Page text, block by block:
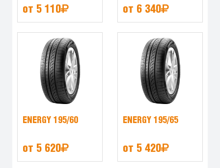
от 5 110 от 6 340
ENERGY 195/60
от 5 620
ENERGY 195/65
от 5 420